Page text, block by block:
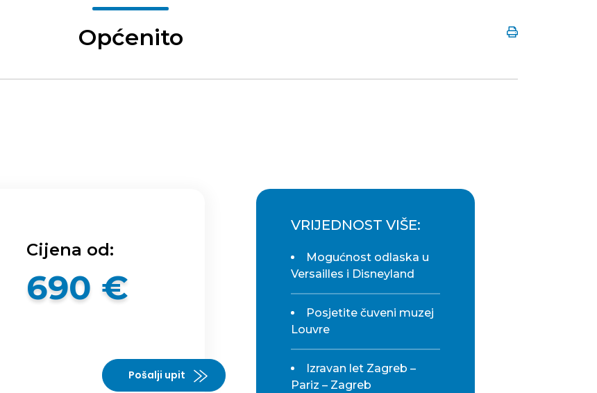
Općenito
Cijena od:
690 €
Pošalji upit
VRIJEDNOST VIŠE:
Mogućnost odlaska u
Versailles i Disneyland
Posjetite čuveni muzej
Louvre
Izravan let Zagreb –
Pariz – Zagreb